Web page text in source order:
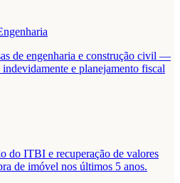
de engenharia e construção civil —
e planejamento fiscal
do ITBI e recuperação de valores
de imóvel nos últimos 5 anos.